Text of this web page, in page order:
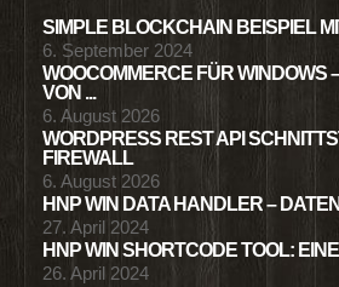
SIMPLE BLOCKCHAIN BEISPIEL
6. September 2024
WOOCOMMERCE FÜR WINDOWS
VON ...
6. August 2026
WORDPRESS REST API
FIREWALL
6. August 2026
HNP WIN DATA HANDLER –
27. April 2024
HNP WIN SHORTCODE TOOL:
26. April 2024